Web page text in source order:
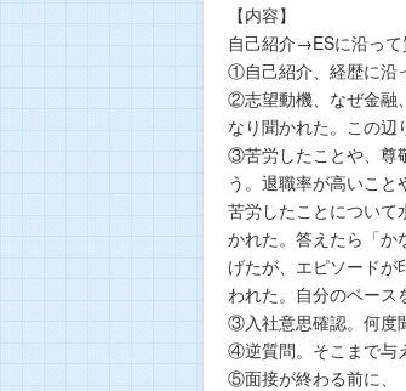
【内容】
自己紹介→ESに沿って
①自己紹介、経歴に沿
②志望動機、なぜ金融
なり聞かれた。この辺
③苦労したことや、尊
う。退職率が高いこと
苦労したことについて
かれた。答えたら「か
げたが、エピソード
われた。自分のペース
③入社意思確認。何度
④逆質問。そこまで与
⑤面接が終わる前に、